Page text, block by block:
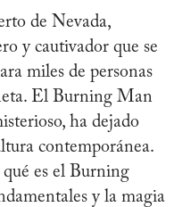
de Nevada,
y cautivador que se
miles de personas
El Burning Man
ha dejado
contemporánea.
es el Burning
y la magia